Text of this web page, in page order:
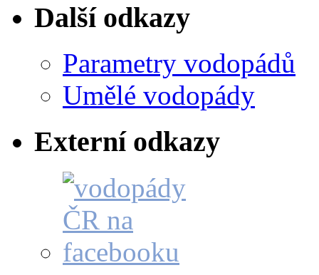
Další odkazy
Parametry vodopádů
Umělé vodopády
Externí odkazy